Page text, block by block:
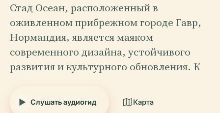
Стад Осеан, расположенный в
оживленном прибрежном городе Гавр,
Нормандия, является маяком
современного дизайна, устойчивого
развития и культурного обновления. К
Слушать аудиогид Карта